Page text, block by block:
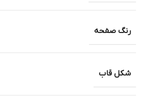
رنگ صفحه
شکل قاب